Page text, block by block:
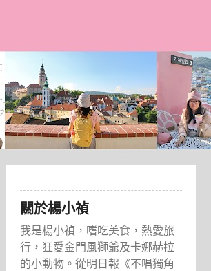
關於楊小禎
我是楊小禎，嗜吃美食，熱愛旅
行，狂愛金門風獅爺及卡娜赫拉
的小動物。從明日報《不唱獨角